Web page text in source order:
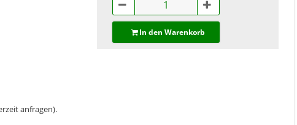
anfragen).
In den Warenkorb